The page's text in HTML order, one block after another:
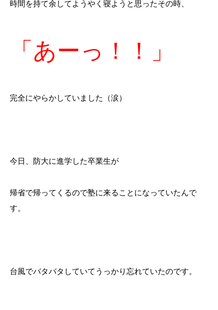
時間を持て余してようやく寝ようと思ったその時、
「あーっ！！」
完全にやらかしていました（涙）
今日、防大に進学した卒業生が
帰省で帰ってくるので塾に来ることになっていたんで
す。
台風でバタバタしていてうっかり忘れていたのです。